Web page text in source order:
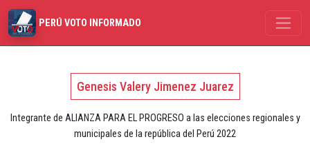
PERÚ VOTO INFORMADO
Genesis Valery Jimenez Juarez
Integrante de ALIANZA PARA EL PROGRESO a las elecciones regionales y
municipales de la república del Perú 2022